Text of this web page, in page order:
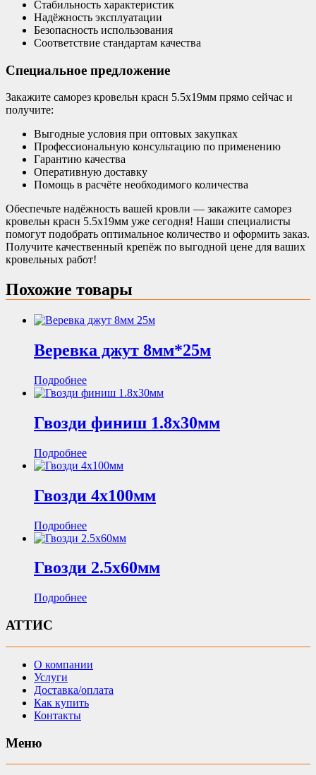
Стабильность характеристик
Надёжность эксплуатации
Безопасность использования
Соответствие стандартам качества
Специальное предложение
Закажите саморез кровельн красн 5.5х19мм прямо сейчас и
получите:
Выгодные условия при оптовых закупках
Профессиональную консультацию по применению
Гарантию качества
Оперативную доставку
Помощь в расчёте необходимого количества
Обеспечьте надёжность вашей кровли — закажите саморез
кровельн красн 5.5х19мм уже сегодня! Наши специалисты
помогут подобрать оптимальное количество и оформить заказ.
Получите качественный крепёж по выгодной цене для ваших
кровельных работ!
Похожие товары
Веревка джут 8мм*25м
Подробнее
Гвозди финиш 1.8х30мм
Подробнее
Гвозди 4х100мм
Подробнее
Гвозди 2.5х60мм
Подробнее
АТТИС
О компании
Услуги
Доставка/оплата
Как купить
Контакты
Меню